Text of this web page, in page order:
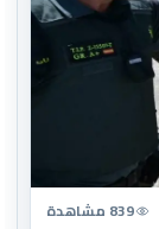
839 مشاهدة